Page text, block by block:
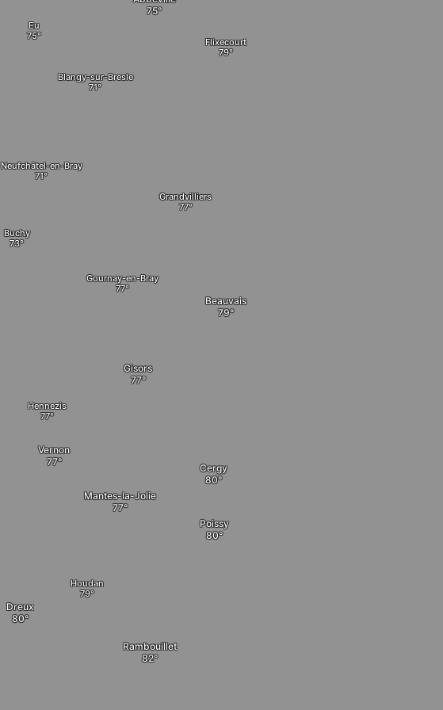
Grandvilliers
Gournay-en-Bray
Neufchâtel-en-Bray
Beauvais
Houdan
Rambouillet
Blangy-sur-Bresle
Eu
Flixecourt
Poissy
Mantes-la-Jolie
Cergy
Gisors
Hennezis
Vernon
Dreux
Buchy